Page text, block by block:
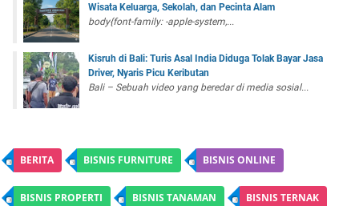
Wisata Keluarga, Sekolah, dan Pecinta Alam
body{font-family: -apple-system,...
Kisruh di Bali: Turis Asal India Diduga Tolak Bayar Jasa
Driver, Nyaris Picu Keributan
Bali – Sebuah video yang beredar di media sosial...
BERITA BISNIS FURNITURE BISNIS ONLINE
BISNIS PROPERTI BISNIS TANAMAN BISNIS TERNAK